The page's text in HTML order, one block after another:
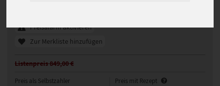
Preisalarm aktivieren
Zur Merkliste hinzufügen
Listenpreis 849,00 €
Preis als Selbstzahler Preis mit Rezept